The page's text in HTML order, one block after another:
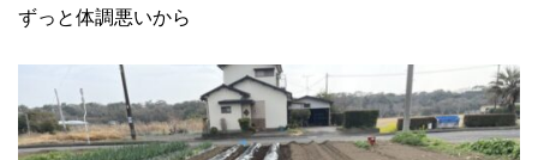
ずっと体調悪いから